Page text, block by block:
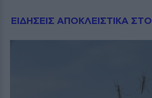
ΕΙΔΗΣΕΙΣ ΑΠΟΚΛΕΙΣΤΙΚΑ ΣΤΟ